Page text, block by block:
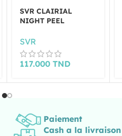
SVR CLAIRIAL
NIGHT PEEL
SVR
117.000 TND
Paiement
Cash a la livraison